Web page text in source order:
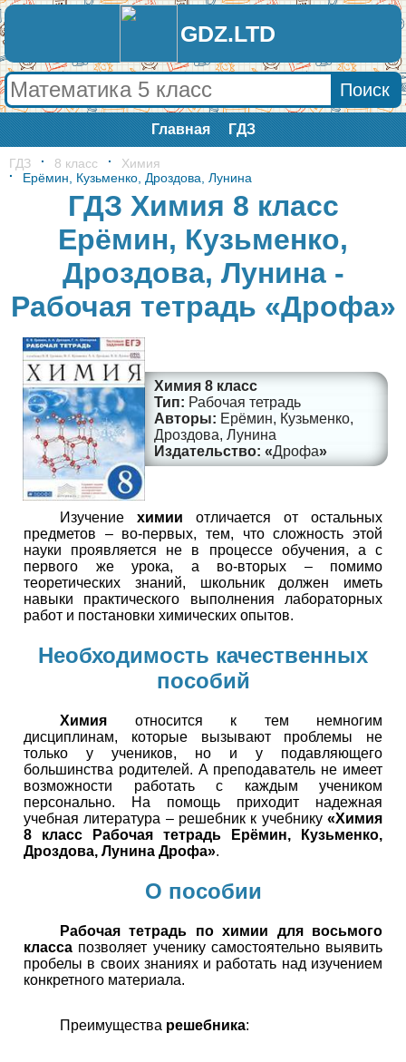
GDZ.LTD
Главная ГДЗ
ГДЗ 8 класс
Химия
Ерёмин, Кузьменко, Дроздова, Лунина
ГДЗ Химия 8 класс
Ерёмин, Кузьменко,
Дроздова, Лунина -
Рабочая тетрадь «Дрофа»
Химия 8 класс
Рабочая тетрадь
Ерёмин, Кузьменко,
Дроздова, Лунина
Дрофа
Изучение химии отличается от остальных
предметов – во-первых, тем, что сложность этой
науки проявляется не в процессе обучения, а с
первого же урока, а во-вторых – помимо
теоретических знаний, школьник должен иметь
навыки практического выполнения лабораторных
работ и постановки химических опытов.
Необходимость качественных
пособий
Химия относится к тем немногим
дисциплинам, которые вызывают проблемы не
только у учеников, но и у подавляющего
большинства родителей. А преподаватель не имеет
возможности работать с каждым учеником
персонально. На помощь приходит надежная
учебная литература – решебник к учебнику «Химия
8 класс Рабочая тетрадь Ерёмин, Кузьменко,
Дроздова, Лунина Дрофа».
О пособии
Рабочая тетрадь по химии для восьмого
класса позволяет ученику самостоятельно выявить
пробелы в своих знаниях и работать над изучением
конкретного материала.
Преимущества решебника: